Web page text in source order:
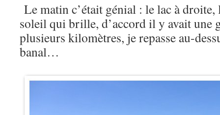
Le matin c’était génial : le lac à droite,
soleil qui brille, d’accord il y avait une
plusieurs kilomètres, je repasse au-
banal…